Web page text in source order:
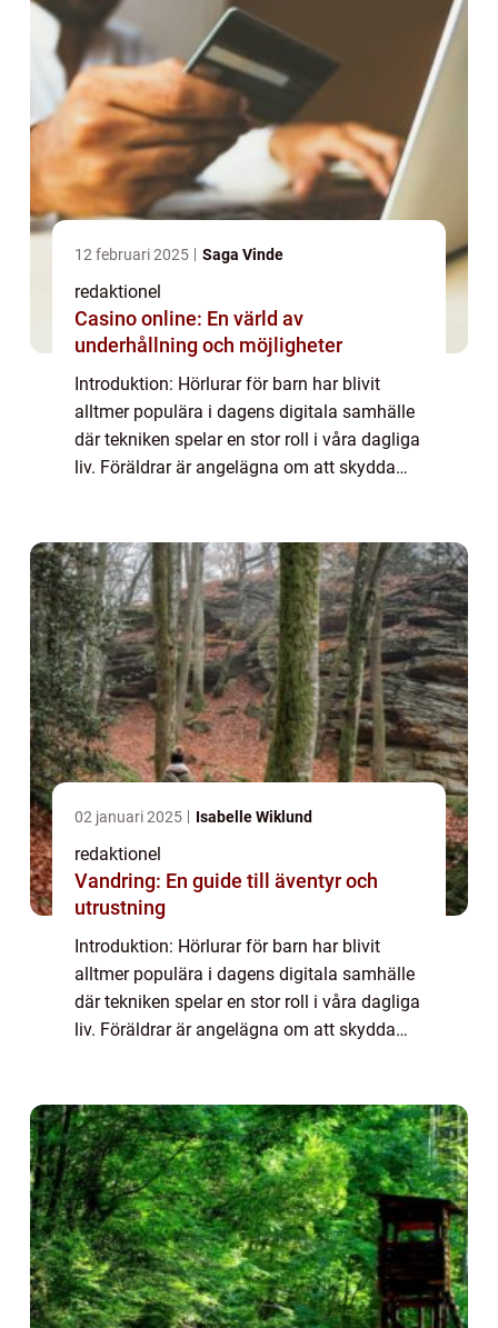
12 februari 2025 Saga Vinde
redaktionel
Casino online: En värld av
underhållning och möjligheter
Introduktion: Hörlurar för barn har blivit
alltmer populära i dagens digitala samhälle
där tekniken spelar en stor roll i våra dagliga
liv. Föräldrar är angelägna om att skydda
02 januari 2025 Isabelle Wiklund
redaktionel
Vandring: En guide till äventyr och
utrustning
Introduktion: Hörlurar för barn har blivit
alltmer populära i dagens digitala samhälle
där tekniken spelar en stor roll i våra dagliga
liv. Föräldrar är angelägna om att skydda